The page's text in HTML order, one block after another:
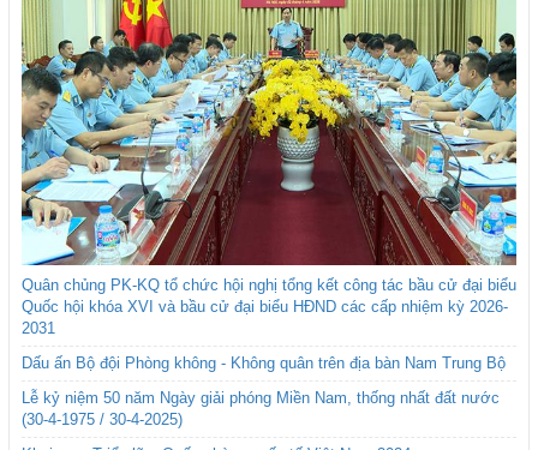
Quân chủng PK-KQ tổ chức hội nghị tổng kết công tác bầu cử đại biểu
Quốc hội khóa XVI và bầu cử đại biểu HĐND các cấp nhiệm kỳ 2026-
2031
Dấu ấn Bộ đội Phòng không - Không quân trên địa bàn Nam Trung Bộ
Lễ kỷ niệm 50 năm Ngày giải phóng Miền Nam, thống nhất đất nước
(30-4-1975 / 30-4-2025)